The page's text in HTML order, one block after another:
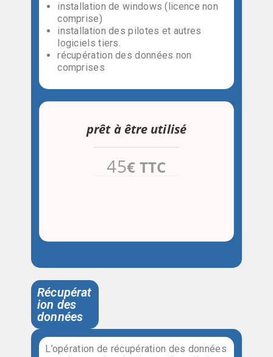
installation de windows (licence non
comprise)
installation des pilotes et autres
logiciels tiers.
récupération des données non
comprises
prêt à être utilisé
45€ TTC
Récupérat
ion des
données
L’opération de récupération des données